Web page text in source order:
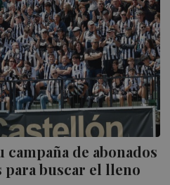
campaña de abonados
para buscar el lleno